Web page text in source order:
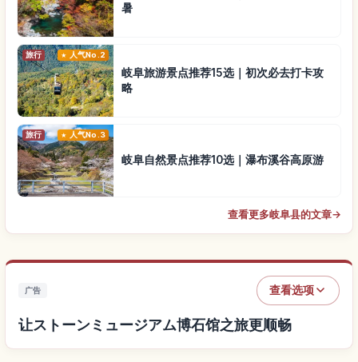
暑
旅行 人气No.2
岐阜旅游景点推荐15选｜初次必去打卡攻
略
旅行 人气No.3
岐阜自然景点推荐10选｜瀑布溪谷高原游
查看更多岐阜县的文章→
广告 查看选项
让ストーンミュージアム博石馆之旅更顺畅